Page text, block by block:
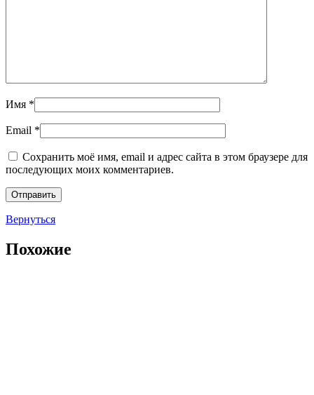
Имя *
Email *
Сохранить моё имя, email и адрес сайта в этом браузере для
последующих моих комментариев.
Вернуться
Похожие